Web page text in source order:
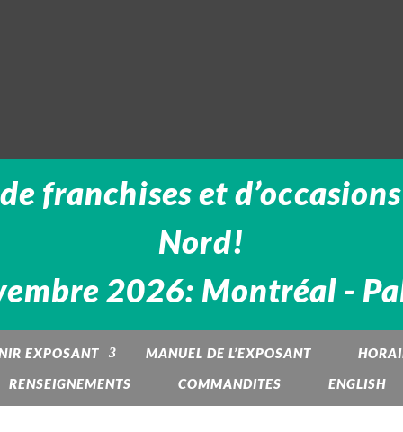
franchises et
Nord!
2026: Montréal -
EXPOSANT MANUEL DE L’EXPOSANT
RENSEIGNEMENTS
COMMANDITES ENGLISH